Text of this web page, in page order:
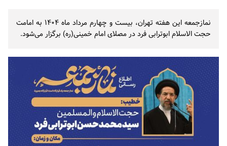
نمازجمعه این هفته تهران، بیست و چهارم مرداد ماه ۱۴۰۴ به امامت
حجت الاسلام ابوترابی فرد در مصلای امام خمینی(ره) برگزار می‌شود.